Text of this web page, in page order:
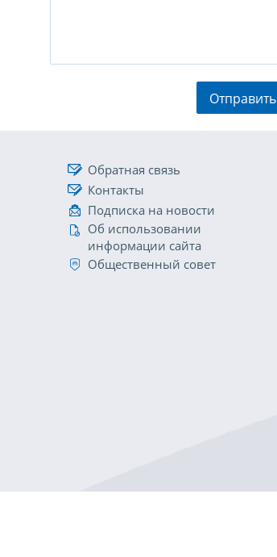
Отправить
Обратная связь
Контакты
Подписка на новости
Об использовании
информации сайта
Общественный совет